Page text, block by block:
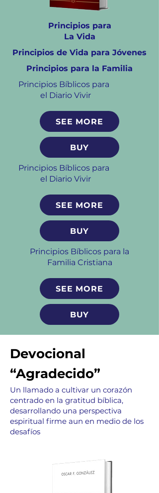
Principios para
La Vida
Principios de Vida para Jóvenes
Principios para la Familia
Principios Bíblicos para
el Diario Vivir
SEE MORE
BUY
Principios Bíblicos para
el Diario Vivir
SEE MORE
BUY
Principios Bíblicos para la
Familia Cristiana
SEE MORE
BUY
Devocional
“Agradecido”
Un llamado a cultivar un corazón
centrado en la gratitud bíblica,
desarrollando una perspectiva
espiritual firme aun en medio de los
desafíos